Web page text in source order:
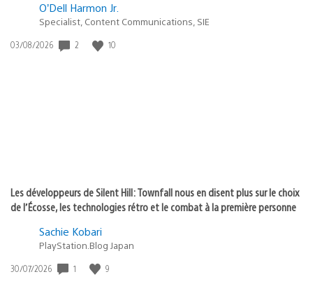
O’Dell Harmon Jr.
Specialist, Content Communications, SIE
Date
03/08/2026 2 10
Les développeurs de Silent Hill: Townfall nous en disent plus sur le choix
de l’Écosse, les technologies rétro et le combat à la première personne
Sachie Kobari
PlayStation.Blog Japan
Date
30/07/2026 1 9